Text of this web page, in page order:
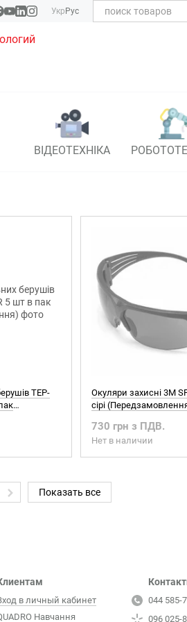
Укр Рус
ВІДЕОТЕХНІКА
TEP-
Окуляри захисні 3М
сірі
730 грн з ПДВ.
Нет в наличии
Показать все
в личный кабинет
Навчання
044 585-
096 025-